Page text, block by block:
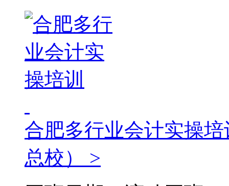
合肥多行业会计实操培
总校） >